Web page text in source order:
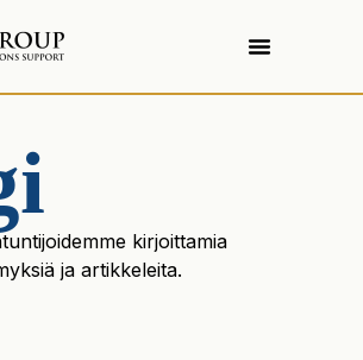
kirjoittamia
ja artikkeleita.